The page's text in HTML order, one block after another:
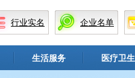
行业实名 企业名单
生活服务 医疗卫生